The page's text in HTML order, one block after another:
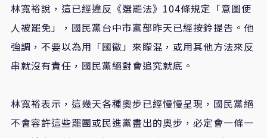
林寬裕說，這已經違反《選罷法》 104條規定「意圖使
人被罷免」，國民黨台中市黨部昨天已經按鈴提告。他
強調，不要以為用「國徽」來矇混，或用其他方法來反
串就沒有責任，國民黨絕對會追究就底。
林寬裕表示，這幾天各種奧步已經慢慢呈現，國民黨絕
不會容許這些罷團或民進黨盡出的奧步，必定會一條一